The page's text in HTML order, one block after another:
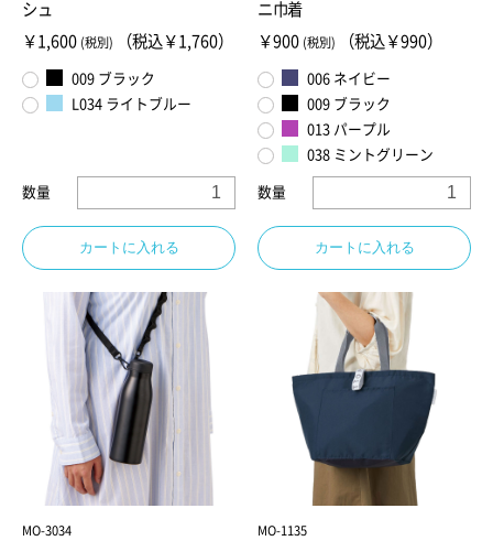
シュ
￥1,600 (税別) （税込￥1,760）
009 ブラック
L034 ライトブルー
数量
カートに入れる
ニ巾着
￥900 (税別) （税込￥990）
006 ネイビー
009 ブラック
013 パープル
038 ミントグリーン
数量
カートに入れる
MO-3034 MO-1135